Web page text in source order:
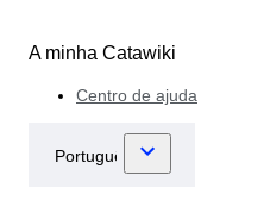
A minha Catawiki
Centro de ajuda